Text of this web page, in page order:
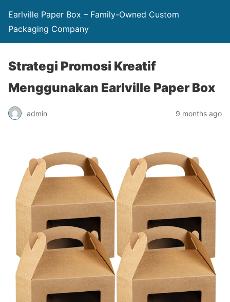
Earlville Paper Box – Family-Owned Custom
Packaging Company
Strategi Promosi Kreatif
Menggunakan Earlville Paper Box
admin 9 months ago